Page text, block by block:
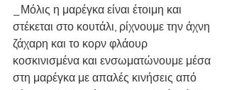
_Μόλις η μαρέγκα είναι έτοιμη και
στέκεται στο κουτάλι, ρίχνουμε την άχνη
ζάχαρη και το κορν φλάουρ
κοσκινισμένα και ενσωματώνουμε μέσα
στη μαρέγκα με απαλές κινήσεις από